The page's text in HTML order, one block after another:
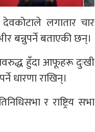
लगातार चार
बन्नुपर्ने बताएकी छन्।
हुँदा आफूहरू दुःखी
धारणा राखिन्।
र राष्ट्रिय सभा